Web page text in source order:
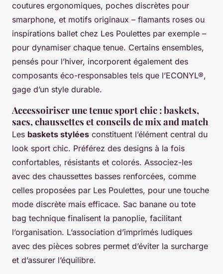
coutures ergonomiques, poches discrètes pour
smarphone, et motifs originaux – flamants roses ou
inspirations ballet chez Les Poulettes par exemple –
pour dynamiser chaque tenue. Certains ensembles,
pensés pour l’hiver, incorporent également des
composants éco-responsables tels que l’ECONYL®,
gage d’un style durable.
Accessoiriser une tenue sport chic : baskets,
sacs, chaussettes et conseils de mix and match
Les baskets stylées constituent l’élément central du
look sport chic. Préférez des designs à la fois
confortables, résistants et colorés. Associez-les
avec des chaussettes basses renforcées, comme
celles proposées par Les Poulettes, pour une touche
mode discrète mais efficace. Sac banane ou tote
bag technique finalisent la panoplie, facilitant
l’organisation. L’association d’imprimés ludiques
avec des pièces sobres permet d’éviter la surcharge
et d’assurer l’équilibre.